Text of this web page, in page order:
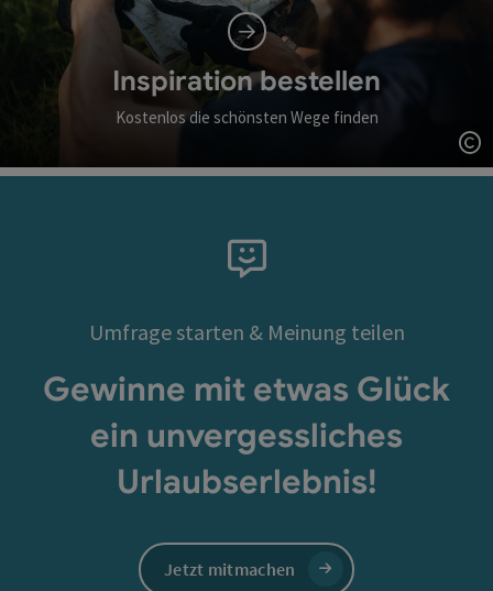
Inspiration bestellen
Kostenlos die schönsten Wege finden
Umfrage starten & Meinung teilen
Gewinne mit etwas Glück
ein unvergessliches
Urlaubserlebnis!
Jetzt mitmachen